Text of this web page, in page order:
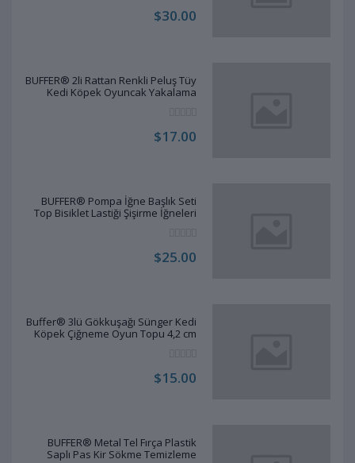
$30.00
BUFFER® 2li Rattan Renkli Peluş Tüy
Kedi Köpek Oyuncak Yakalama
$17.00
BUFFER® Pompa İğne Başlık Seti
Top Bisiklet Lastiği Şişirme İğneleri
$25.00
Buffer® 3lü Gökkuşağı Sünger Kedi
Köpek Çiğneme Oyun Topu 4,2 cm
$15.00
BUFFER® Metal Tel Fırça Plastik
Saplı Pas Kir Sökme Temizleme